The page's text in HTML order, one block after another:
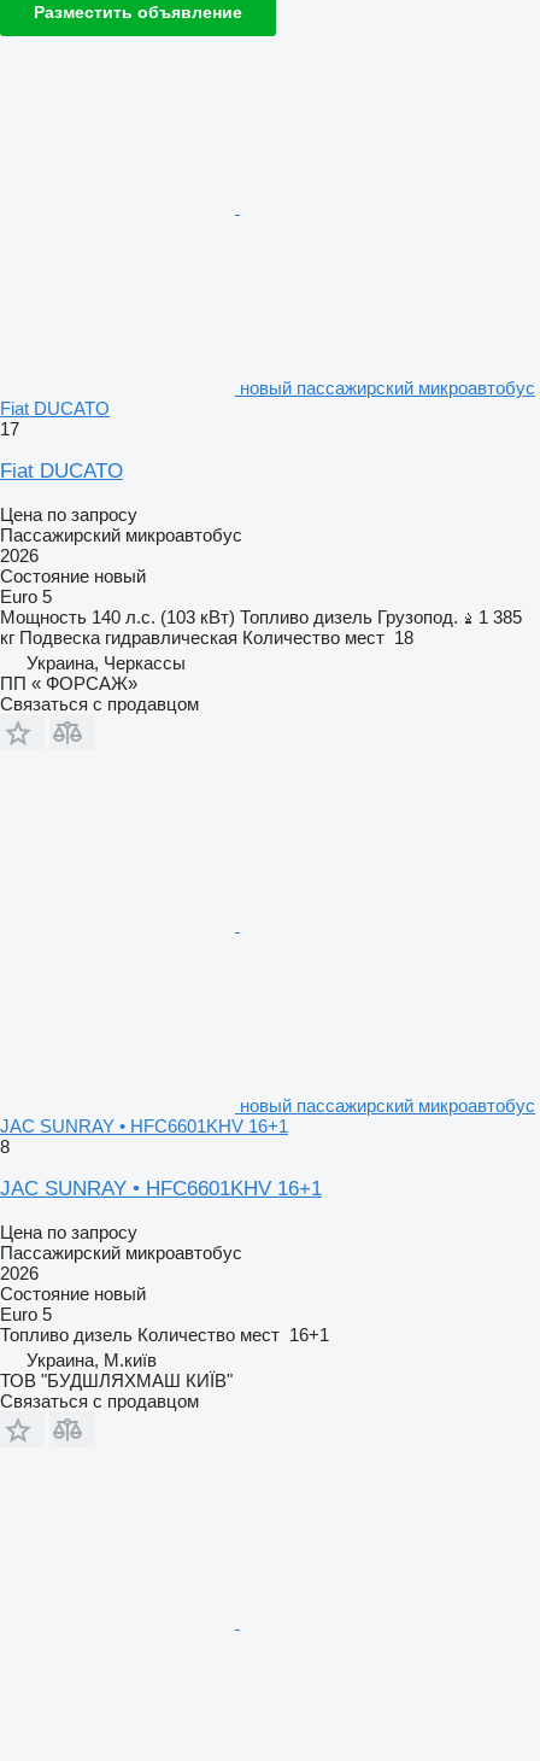
Разместить объявление
новый пассажирский микроавтобус
Fiat DUCATO
17
Fiat DUCATO
Цена по запросу
Пассажирский микроавтобус
2026
Состояние новый
Euro 5
Мощность 140 л.с. (103 кВт) Топливо дизель Грузопод.
1 385
кг Подвеска гидравлическая Количество мест 18
Украина, Черкассы
ПП « ФОРСАЖ»
Связаться с продавцом
новый пассажирский микроавтобус
JAC SUNRAY • HFC6601KHV 16+1
8
JAC SUNRAY • HFC6601KHV 16+1
Цена по запросу
Пассажирский микроавтобус
2026
Состояние новый
Euro 5
Топливо дизель Количество мест 16+1
Украина, М.київ
ТОВ "БУДШЛЯХМАШ КИЇВ"
Связаться с продавцом